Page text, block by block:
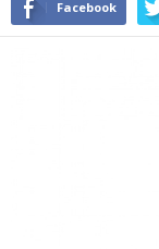
Facebook